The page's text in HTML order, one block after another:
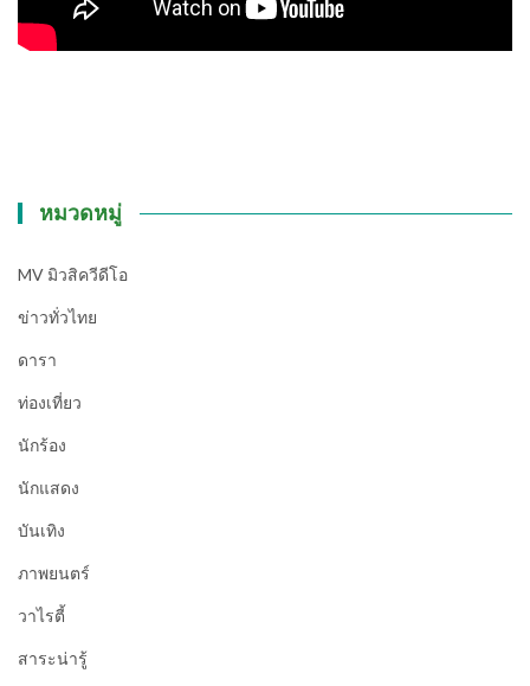
หมวดหมู่
MV มิวสิควีดีโอ
ข่าวทั่วไทย
ดารา
ท่องเที่ยว
นักร้อง
นักแสดง
บันเทิง
ภาพยนตร์
วาไรตี้
สาระน่ารู้